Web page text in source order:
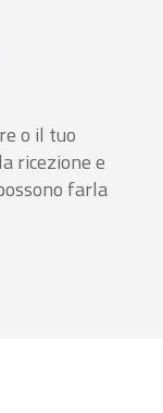
o il tuo
ricezione e
farla